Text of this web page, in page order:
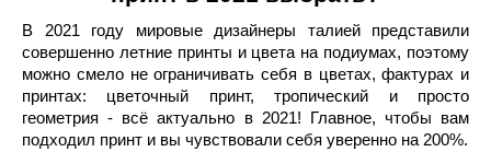
В 2021 году мировые дизайнеры талией представили
совершенно летние принты и цвета на подиумах, поэтому
можно смело не ограничивать себя в цветах, фактурах и
принтах: цветочный принт, тропический и просто
геометрия - всё актуально в 2021! Главное, чтобы вам
подходил принт и вы чувствовали себя уверенно на 200%.